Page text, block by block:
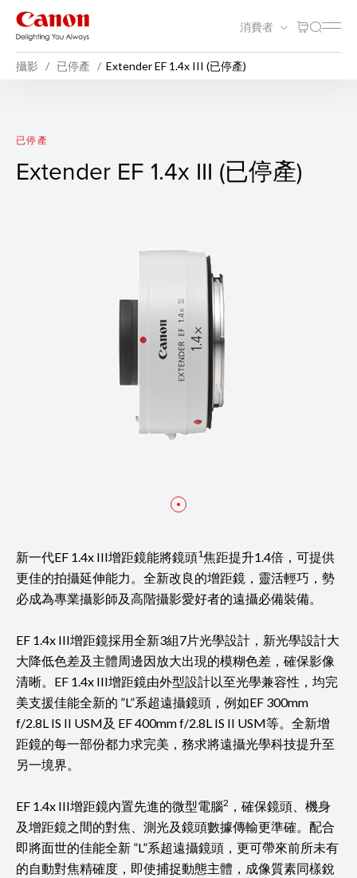
消費者
攝影 已停產 Extender EF 1.4x III (已停產)
Extender EF 1.4x III (已停產)
已停產
Extender EF 1.4x III (已停產)
新一代EF 1.4x III增距鏡能將鏡頭1焦距提升1.4倍，可提供
更佳的拍攝延伸能力。全新改良的增距鏡，靈活輕巧，勢
必成為專業攝影師及高階攝影愛好者的遠攝必備裝備。
EF 1.4x III增距鏡採用全新3組7片光學設計，新光學設計大
大降低色差及主體周邊因放大出現的模糊色差，確保影像
清晰。EF 1.4x III增距鏡由外型設計以至光學兼容性，均完
美支援佳能全新的 ”L”系超遠攝鏡頭，例如EF 300mm
f/2.8L IS II USM及 EF 400mm f/2.8L IS II USM等。全新增
距鏡的每一部份都力求完美，務求將遠攝光學科技提升至
另一境界。
EF 1.4x III增距鏡內置先進的微型電腦2
，確保鏡頭、機身
及增距鏡之間的對焦、測光及鏡頭數據傳輸更準確。配合
即將面世的佳能全新 ”L”系超遠攝鏡頭，更可帶來前所未有
的自動對焦精確度，即使捕捉動態主體，成像質素同樣銳